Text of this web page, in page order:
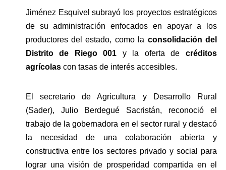
Jiménez Esquivel subrayó los proyectos estratégicos
de su administración enfocados en apoyar a los
productores del estado, como la consolidación del
Distrito de Riego 001 y la oferta de créditos
agrícolas con tasas de interés accesibles.
El secretario de Agricultura y Desarrollo Rural
(Sader), Julio Berdegué Sacristán, reconoció el
trabajo de la gobernadora en el sector rural y destacó
la necesidad de una colaboración abierta y
constructiva entre los sectores privado y social para
lograr una visión de prosperidad compartida en el